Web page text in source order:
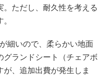
ただし、耐久性を考える
細いので、柔らかい地面
グランドシート（チェアボ
、追加出費が発生しま